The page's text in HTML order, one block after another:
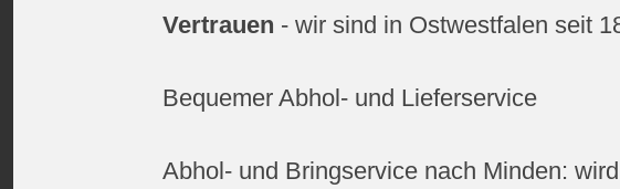
Vertrauen - wir sind in Ostwestfalen seit
Bequemer Abhol- und Lieferservice
Abhol- und Bringservice nach Minden: